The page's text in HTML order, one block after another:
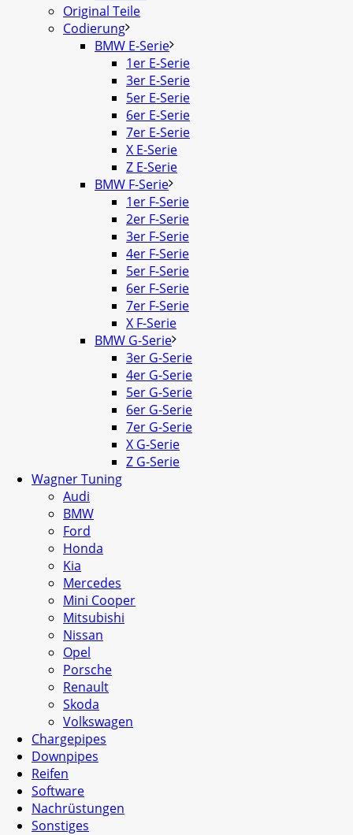
Original Teile
Codierung
BMW E-Serie
1er E-Serie
3er E-Serie
5er E-Serie
6er E-Serie
7er E-Serie
X E-Serie
Z E-Serie
BMW F-Serie
1er F-Serie
2er F-Serie
3er F-Serie
4er F-Serie
5er F-Serie
6er F-Serie
7er F-Serie
X F-Serie
BMW G-Serie
3er G-Serie
4er G-Serie
5er G-Serie
6er G-Serie
7er G-Serie
X G-Serie
Z G-Serie
Wagner Tuning
Audi
BMW
Ford
Honda
Kia
Mercedes
Mini Cooper
Mitsubishi
Nissan
Opel
Porsche
Renault
Skoda
Volkswagen
Chargepipes
Downpipes
Reifen
Software
Nachrüstungen
Sonstiges